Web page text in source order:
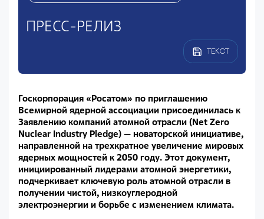
ПРЕСС-РЕЛИЗ
ТЕКСТ
Госкорпорация «Росатом» по приглашению
Всемирной ядерной ассоциации присоединилась к
Заявлению компаний атомной отрасли (Net Zero
Nuclear Industry Pledge) — новаторской инициативе,
направленной на трехкратное увеличение мировых
ядерных мощностей к 2050 году. Этот документ,
инициированный лидерами атомной энергетики,
подчеркивает ключевую роль атомной отрасли в
получении чистой, низкоуглеродной
электроэнергии и борьбе с изменением климата.